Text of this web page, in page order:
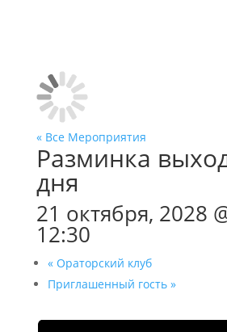
« Все Мероприятия
Разминка
дня
21 октября, 2028
12:30
«Ораторский клуб
Приглашенный гость »